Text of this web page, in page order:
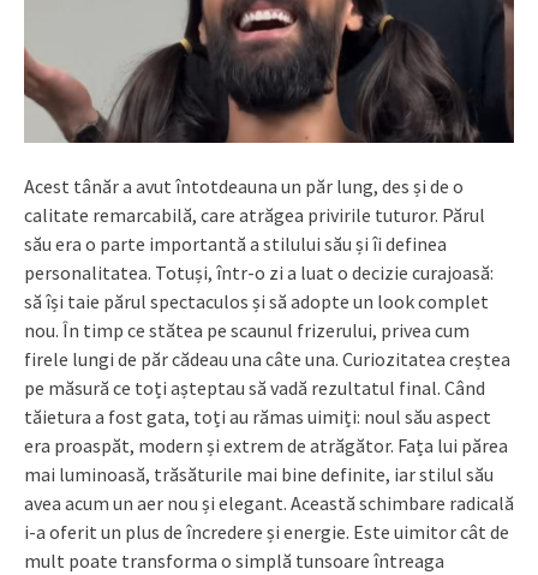
Acest tânăr a avut întotdeauna un păr lung, des și de o
calitate remarcabilă, care atrăgea privirile tuturor. Părul
său era o parte importantă a stilului său și îi definea
personalitatea. Totuși, într-o zi a luat o decizie curajoasă:
să își taie părul spectaculos și să adopte un look complet
nou. În timp ce stătea pe scaunul frizerului, privea cum
firele lungi de păr cădeau una câte una. Curiozitatea creștea
pe măsură ce toți așteptau să vadă rezultatul final. Când
tăietura a fost gata, toți au rămas uimiți: noul său aspect
era proaspăt, modern și extrem de atrăgător. Fața lui părea
mai luminoasă, trăsăturile mai bine definite, iar stilul său
avea acum un aer nou și elegant. Această schimbare radicală
i-a oferit un plus de încredere și energie. Este uimitor cât de
mult poate transforma o simplă tunsoare întreaga